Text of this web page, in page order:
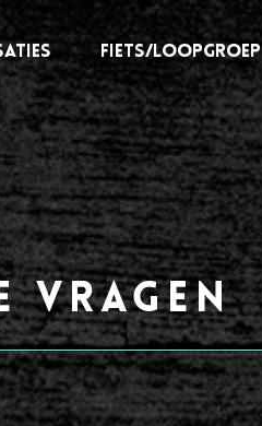
FIETS/LOOPGROEP
vragen